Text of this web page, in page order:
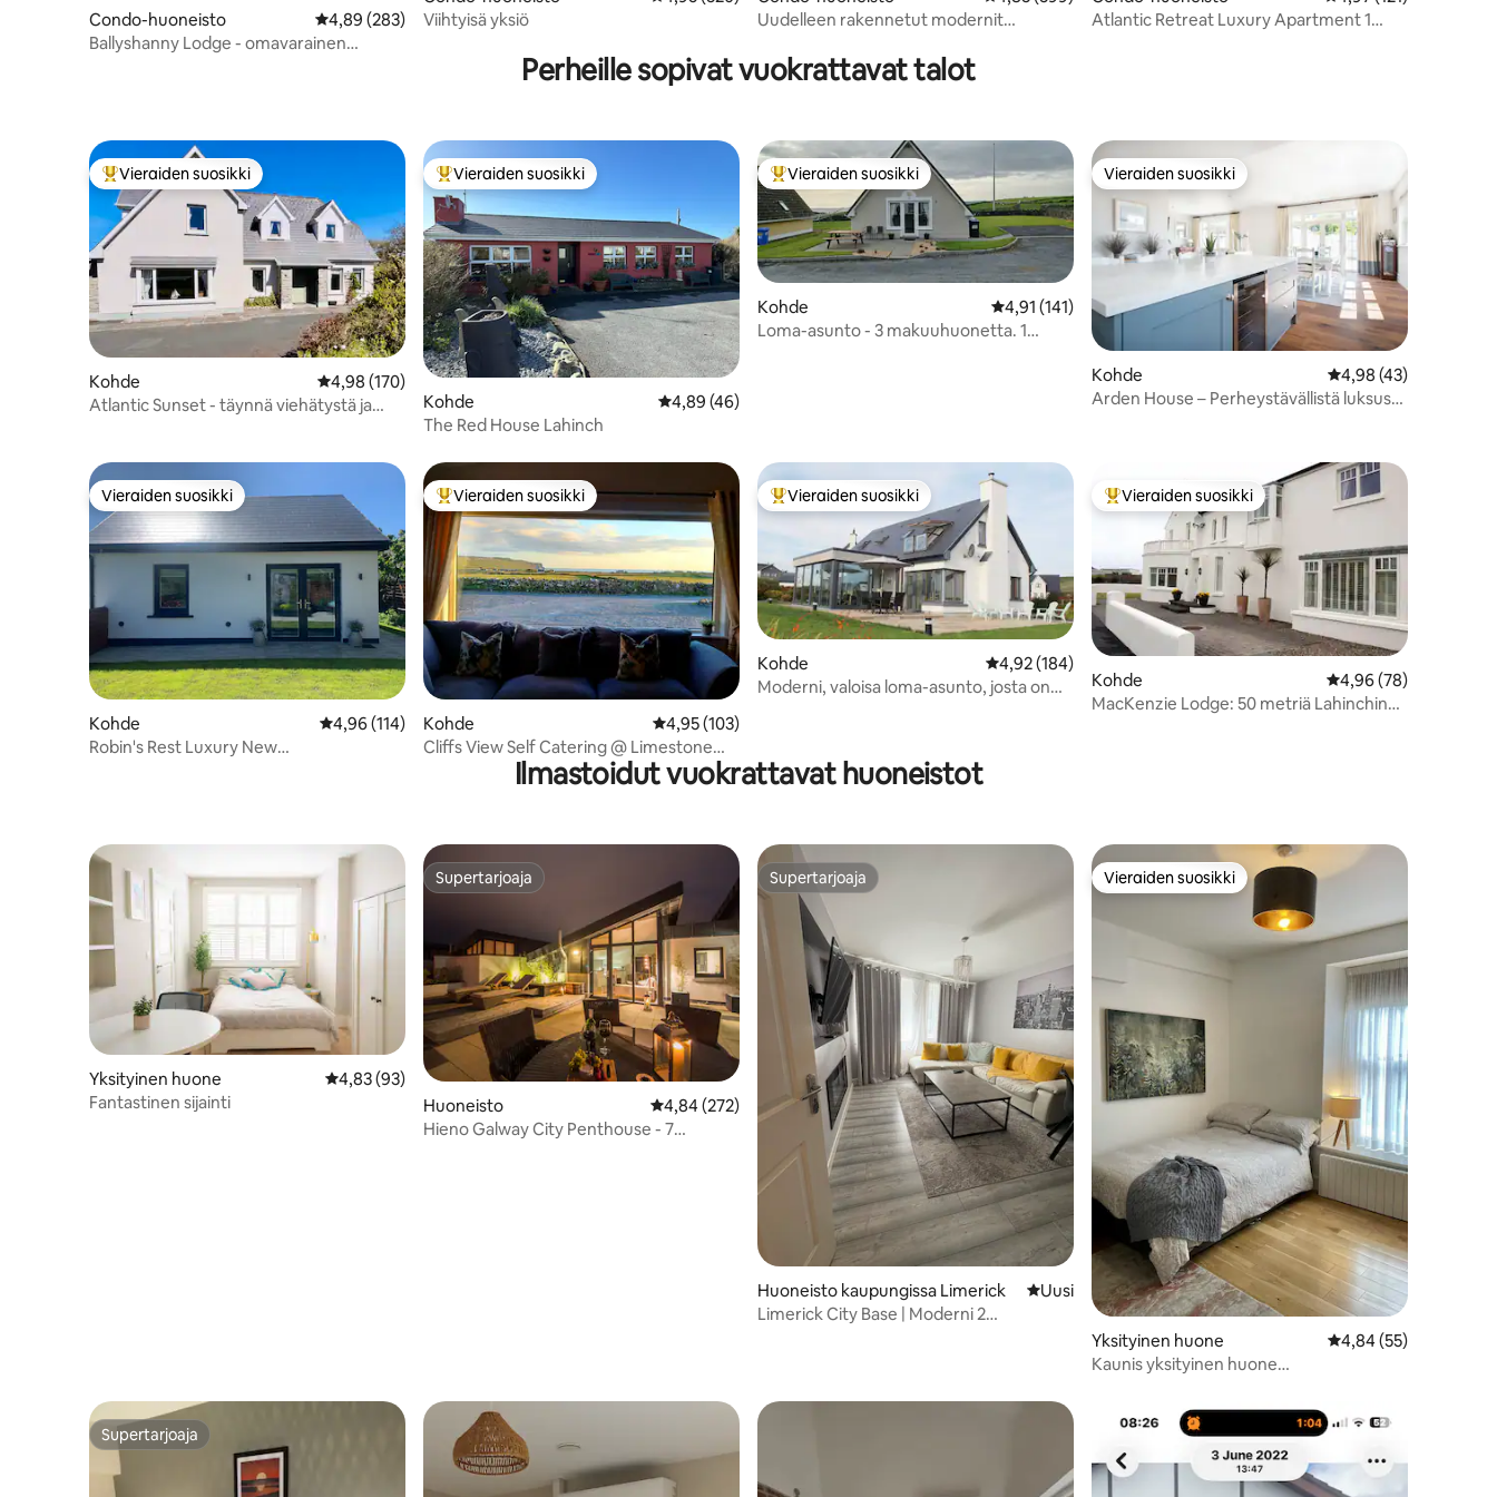
Condo-huoneisto Keskimääräinen arvio 4,89/5, 283 arvostelua
4,89 (283)
Ballyshanny Lodge - omavarainen
Viihtyisä yksiö
Uudelleen rakennetut modernit
Atlantic Retreat Luxury Apartment 1
Perheille sopivat vuokrattavat talot
Vieraiden suosikkien parhaimmistoa
Vieraiden suosikki
Kohde Keskimääräinen arvio 4,98/5, 170 arvostelua
4,98 (170)
Atlantic Sunset - täynnä viehätystä ja
Vieraiden suosikkien parhaimmistoa
Vieraiden suosikki
Kohde Keskimääräinen arvio 4,89/5, 46 arvostelua
4,89 (46)
The Red House Lahinch
Vieraiden suosikkien parhaimmistoa
Vieraiden suosikki
Kohde Keskimääräinen arvio 4,91/5, 141 arvostelua
4,91 (141)
Loma-asunto - 3 makuuhuonetta. 1
Vieraiden suosikki
Vieraiden suosikki
Kohde Keskimääräinen
4,98 (43)
Arden House – Perheystävällistä luksusta
Vieraiden suosikki
Vieraiden suosikki
Kohde Keskimääräinen arvio 4,96/5, 114 arvostelua
4,96 (114)
Robin's Rest Luxury New
Vieraiden suosikkien parhaimmistoa
Vieraiden suosikki
Kohde Keskimääräinen arvio 4,95/5, 103 arvostelua
4,95 (103)
Cliffs View Self Catering @ Limestone
Vieraiden suosikkien parhaimmistoa
Vieraiden suosikki
Kohde Keskimääräinen arvio 4,92/5, 184 arvostelua
4,92 (184)
Moderni, valoisa loma-asunto, josta on
Vieraiden suosikkien parhaimmistoa
Vieraiden suosikki
Kohde Keskimääräinen
4,96 (78)
MacKenzie Lodge: 50 metriä Lahinchin
Ilmastoidut vuokrattavat huoneistot
Yksityinen huone Keskimääräinen arvio 4,83/5, 93 arvostelua
4,83 (93)
Fantastinen sijainti
Supertarjoaja
Supertarjoaja
Huoneisto Keskimääräinen arvio 4,84/5, 272 arvostelua
4,84 (272)
Hieno Galway City Penthouse - 7
Supertarjoaja
Supertarjoaja
Huoneisto kaupungissa Limerick Uusi majapaikka
Uusi
Limerick City Base | Moderni 2
Vieraiden suosikki
Vieraiden suosikki
Yksityinen huone Keskimääräinen
4,84 (55)
Kaunis yksityinen huone
Supertarjoaja
Supertarjoaja